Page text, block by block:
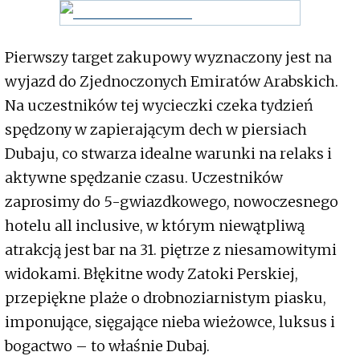
Pierwszy target zakupowy wyznaczony jest na
wyjazd do Zjednoczonych Emiratów Arabskich.
Na uczestników tej wycieczki czeka tydzień
spędzony w zapierającym dech w piersiach
Dubaju, co stwarza idealne warunki na relaks i
aktywne spędzanie czasu. Uczestników
zaprosimy do 5-gwiazdkowego, nowoczesnego
hotelu all inclusive, w którym niewątpliwą
atrakcją jest bar na 31. piętrze z niesamowitymi
widokami. Błękitne wody Zatoki Perskiej,
przepiękne plaże o drobnoziarnistym piasku,
imponujące, sięgające nieba wieżowce, luksus i
bogactwo – to właśnie Dubaj.